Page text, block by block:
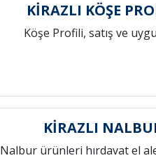
KİRAZLI KÖŞE
Köşe Profili, satış ve
KİRAZLI
Nalbur ürünleri hırdavat el